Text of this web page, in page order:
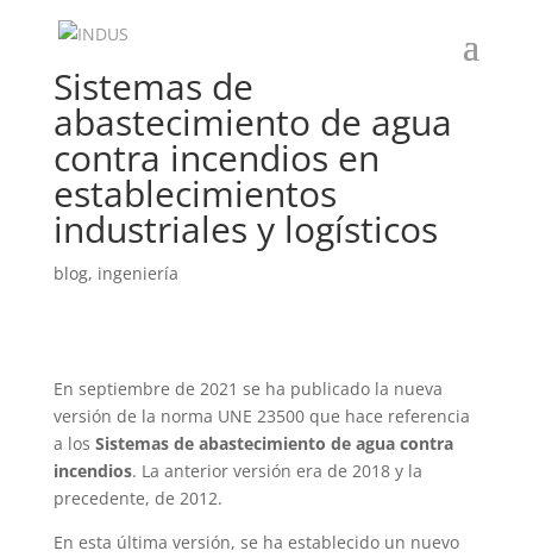
Sistemas de
abastecimiento de agua
contra incendios en
establecimientos
industriales y logísticos
blog, ingeniería
En septiembre de 2021 se ha publicado la nueva
versión de la norma UNE 23500 que hace referencia
a los Sistemas de abastecimiento de agua contra
incendios. La anterior versión era de 2018 y la
precedente, de 2012.
En esta última versión, se ha establecido un nuevo